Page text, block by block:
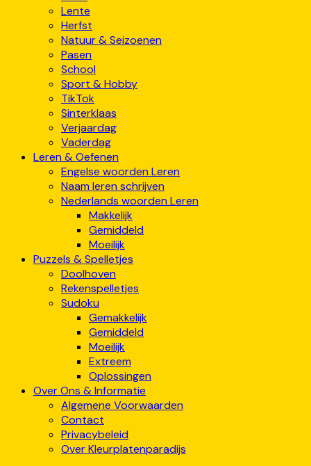
Lente
Herfst
Natuur & Seizoenen
Pasen
School
Sport & Hobby
TikTok
Sinterklaas
Verjaardag
Vaderdag
Leren & Oefenen
Engelse woorden Leren
Naam leren schrijven
Nederlands woorden Leren
Makkelijk
Gemiddeld
Moeilijk
Puzzels & Spelletjes
Doolhoven
Rekenspelletjes
Sudoku
Gemakkelijk
Gemiddeld
Moeilijk
Extreem
Oplossingen
Over Ons & Informatie
Algemene Voorwaarden
Contact
Privacybeleid
Over Kleurplatenparadijs